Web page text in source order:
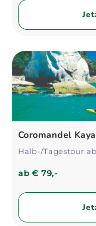
Coromandel
Halb-/Tagestour
ab€ 79,-